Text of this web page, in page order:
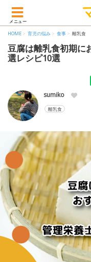
メニュー
HOME 育児の悩み 食事 離乳食
豆腐は離乳食初期に
選レシピ10選
sumiko
離乳食